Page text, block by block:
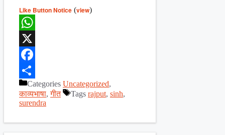
Like Button Notice (view)
WhatsApp
X
Facebook
ShareCategories Uncategorized,
काव्यभाषा,गीत Tags rajput, sinh,
surendra